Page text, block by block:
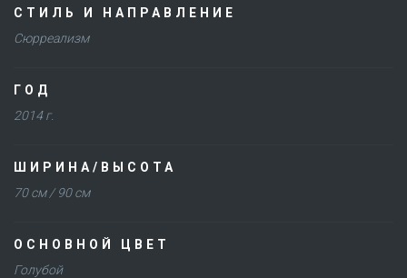
СТИЛЬ И НАПРАВЛЕНИЕ
Сюрреализм
ГОД
2014 г.
ШИРИНА/ВЫСОТА
70 см / 90 см
ОСНОВНОЙ ЦВЕТ
Голубой